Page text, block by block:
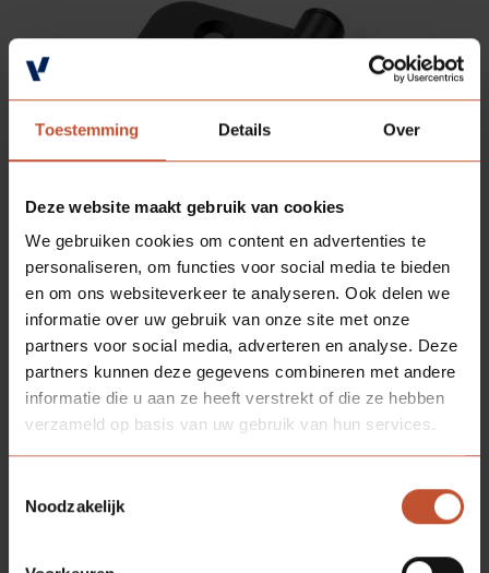
Toestemming Details Over
Deze website maakt gebruik van cookies
We gebruiken cookies om content en advertenties te
personaliseren, om functies voor social media te bieden
en om ons websiteverkeer te analyseren. Ook delen we
informatie over uw gebruik van onze site met onze
partners voor social media, adverteren en analyse. Deze
partners kunnen deze gegevens combineren met andere
informatie die u aan ze heeft verstrekt of die ze hebben
verzameld op basis van uw gebruik van hun services.
Noodzakelijk
Zwart linksdraaiend scharnier ten behoeve van een
houten Berlegno kozijn met een stompe kantvorm.
De draairichting van uw deur kan makkelijk bepaald